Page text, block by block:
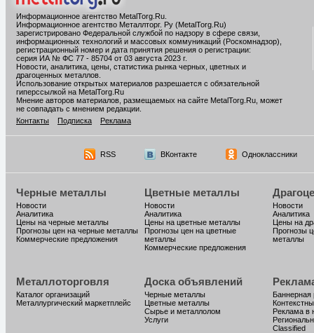
Информационное агентство MetalTorg.Ru
Информационное агентство Металлторг. Ру (MetalTorg.Ru)
зарегистрировано Федеральной службой по надзору в сфере связи,
информационных технологий и массовых коммуникаций (Роскомнадзор),
регистрационный номер и дата принятия решения о регистрации:
серия ИА № ФС 77 - 85704 от 03 августа 2023 г.
Новости, аналитика, цены, статистика рынка черных, цветных и
драгоценных металлов.
Использование открытых материалов разрешается с обязательной
гиперссылкой на MetalTorg.Ru
Мнение авторов материалов, размещаемых на сайте MetalTorg.Ru, может
не совпадать с мнением редакции.
Контакты
Подписка Реклама
RSS ВКонтакте Одноклассники
Черные металлы
Новости
Аналитика
Цены на черные металлы
Прогнозы цен на черные металлы
Коммерческие предложения
Цветные металлы
Новости
Аналитика
Цены на цветные металлы
Прогнозы цен на цветные
металлы
Коммерческие предложения
Новости
Аналитика
Цены на
Прогнозы
металлы
Металлоторговля
Каталог организаций
Металлургический маркетплейс
Доска объявлений
Черные металлы
Цветные металлы
Сырье и металлолом
Услуги
Баннерная
Реклама в
Classified